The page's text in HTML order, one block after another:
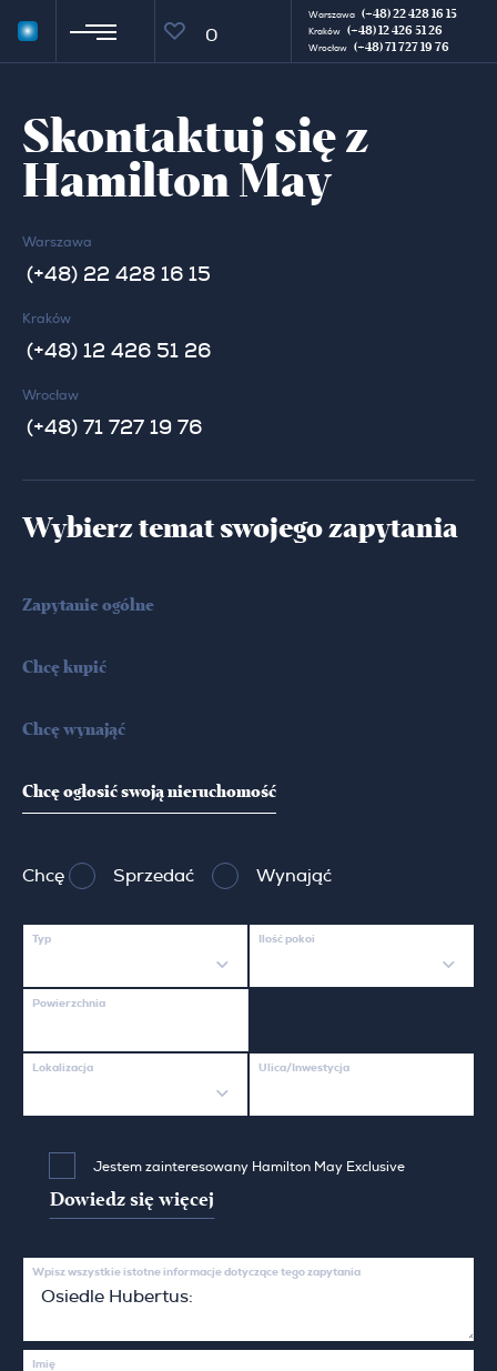
0
Warszawa (+48) 22 428 16 15
Kraków (+48) 12 426 51 26
Wrocław (+48) 71 727 19 76
Skontaktuj się z
Hamilton May
Wybierz temat swojego zapytania
Warszawa
(+48) 22 428 16 15
Kraków
(+48) 12 426 51 26
Wrocław
(+48) 71 727 19 76
Zapytanie ogólne
Chcę kupić
Chcę wynająć
Chcę ogłosić swoją nieruchomość
Chcę Sprzedać Wynająć
Typ Ilość pokoi
Powierzchnia
Lokalizacja Ulica/Inwestycja
Jestem zainteresowany Hamilton May Exclusive
Dowiedz się więcej
Wpisz wszystkie istotne informacje dotyczące tego zapytania
Imię